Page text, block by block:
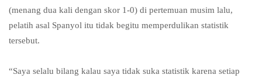
(menang dua kali dengan skor 1-0) di pertemuan musim lalu,
pelatih asal Spanyol itu tidak begitu memperdulikan statistik
tersebut.
“Saya selalu bilang kalau saya tidak suka statistik karena setiap